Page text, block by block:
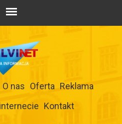
O nas Oferta Reklama
Kontakt